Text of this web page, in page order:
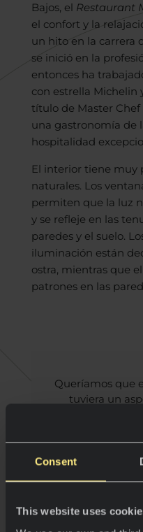
Consent
This website uses
Bajos, el Restaurant
el confort y la
un hito en la carrera
se inició en la
entonces ha
con estrella Michelin
título de Master Chef
una gastronomía de
hospitalidad
El interior tiene muy
naturales. Los
permiten que la luz
y se refleje en las
paredes y el suelo.
iluminación están
ostra, mientras que
patrones en las
Queríamos que
tuviera un
Ámsterdam,
Para lograrlo,